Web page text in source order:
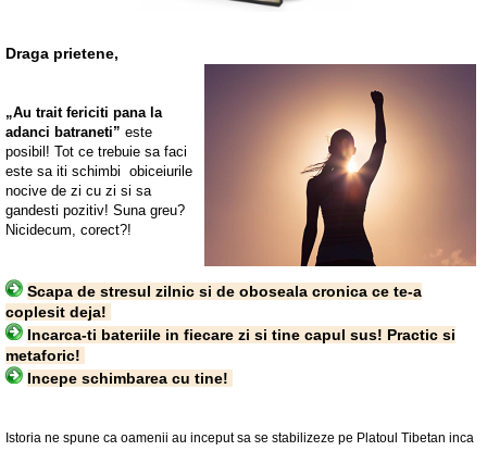
Draga prietene,
„Au trait fericiti pana la
adanci batraneti” este
posibil! Tot ce trebuie sa faci
este sa iti schimbi obiceiurile
nocive de zi cu zi si sa
gandesti pozitiv! Suna greu?
Nicidecum, corect?!
Scapa de stresul zilnic si de oboseala cronica ce te-a
coplesit deja!
Incarca-ti bateriile in fiecare zi si tine capul sus! Practic si
metaforic!
Incepe schimbarea cu tine!
Istoria ne spune ca oamenii au inceput sa se stabilizeze pe Platoul Tibetan inca